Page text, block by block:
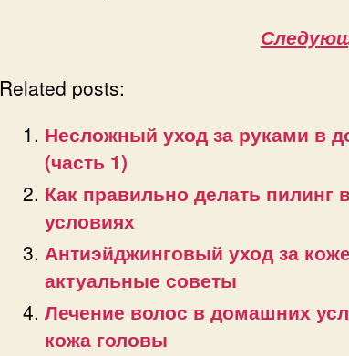
Related posts:
Несложный уход за руками в
(часть 1)
Как правильно делать пилинг
условиях
Антиэйджинговый уход за
актуальные советы
Лечение волос в домашних
кожа головы